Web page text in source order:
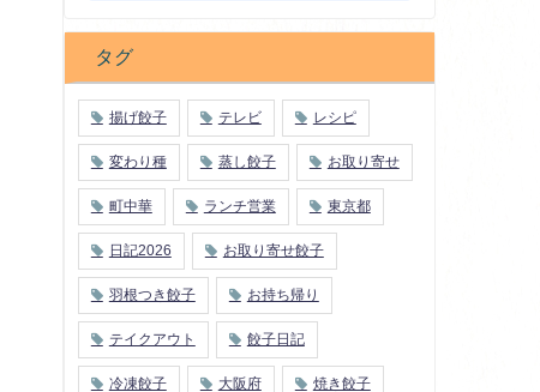
タグ
揚げ餃子 テレビ レシピ
変わり種 蒸し餃子 お取り寄せ
町中華 ランチ営業 東京都
日記2026 お取り寄せ餃子
羽根つき餃子 お持ち帰り
テイクアウト 餃子日記
冷凍餃子 大阪府 焼き餃子